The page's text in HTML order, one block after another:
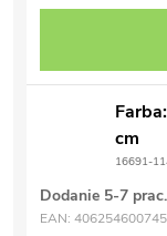
cm
16691-
Dodanie 5-7
EAN: